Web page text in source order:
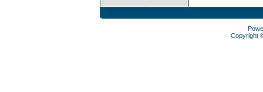
Copyright